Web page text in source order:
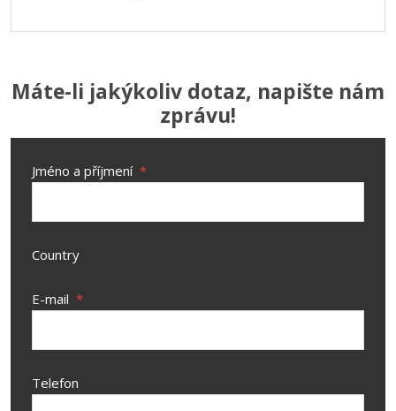
Máte-li jakýkoliv dotaz, napište nám
zprávu!
Jméno a příjmení *
Country
E-mail *
Telefon